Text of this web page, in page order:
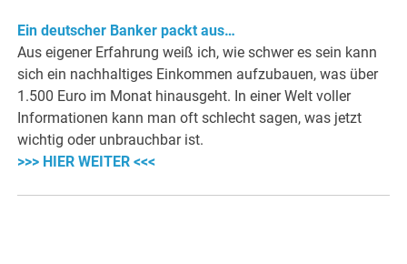
Ein deutscher Banker packt aus…
Aus eigener Erfahrung weiß ich, wie schwer es sein kann
sich ein nachhaltiges Einkommen aufzubauen, was über
1.500 Euro im Monat hinausgeht. In einer Welt voller
Informationen kann man oft schlecht sagen, was jetzt
wichtig oder unbrauchbar ist.
>>> HIER WEITER <<<